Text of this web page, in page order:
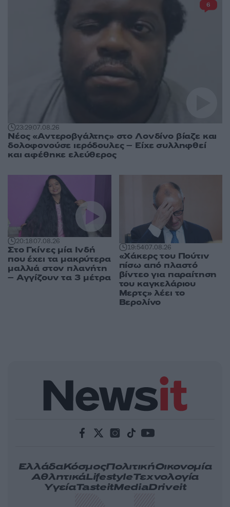
23:2907.08.26
Νέος «Αντεροβγάλτης» στο Λονδίνο βίαζε και
δολοφονούσε ιερόδουλες – Είχε συλληφθεί
και αφέθηκε ελεύθερος
6
20:1807.08.26
Στο Γκίνες μία Ινδή
που έχει τα μακρύτερα
μαλλιά στον πλανήτη
– Αγγίζουν τα 3 μέτρα
19:5407.08.26
«Χάκερς του Πούτιν
πίσω από πλαστό
βίντεο για παραίτηση
του καγκελάριου
Μερτς» λέει το
Βερολίνο
ΕλλάδαΚόσμοςΠολιτικήΟικονομία
ΑθλητικάLifestyleΤεχνολογία
ΥγείαTasteitMediaDriveit